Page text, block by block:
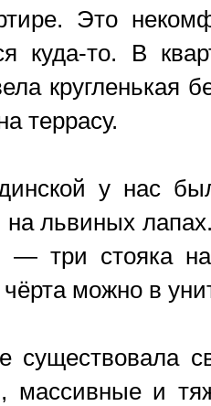
Это
куда-то. В
кругленькая
террасу.
у нас
львиных
— три стояка на
можно в
существовала
массивные и